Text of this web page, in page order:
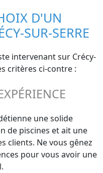
D'UN
SUR-SERRE
intervenant sur Crécy-
critères ci-contre :
une solide
de piscines et ait une
clients. Ne vous gênez
pour vous avoir une